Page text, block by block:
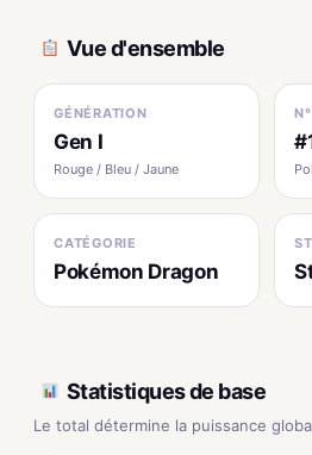
Vue d'ensemble
GÉNÉRATION
Gen I
Rouge / Bleu / Jaune
CATÉGORIE
Pokémon Dragon
Statistiques de base
Le total détermine la puissance